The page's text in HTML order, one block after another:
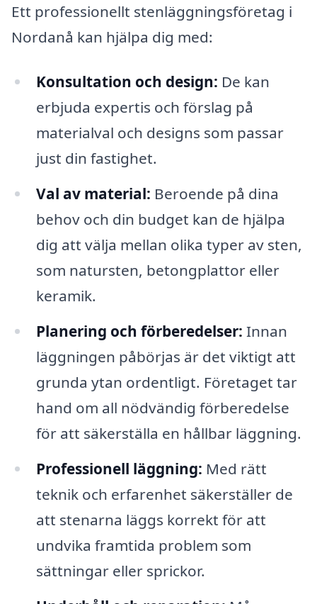
Ett professionellt stenläggningsföretag i
Nordanå kan hjälpa dig med:
Konsultation och design: De kan
erbjuda expertis och förslag på
materialval och designs som passar
just din fastighet.
Val av material: Beroende på dina
behov och din budget kan de hjälpa
dig att välja mellan olika typer av sten,
som natursten, betongplattor eller
keramik.
Planering och förberedelser: Innan
läggningen påbörjas är det viktigt att
grunda ytan ordentligt. Företaget tar
hand om all nödvändig förberedelse
för att säkerställa en hållbar läggning.
Professionell läggning: Med rätt
teknik och erfarenhet säkerställer de
att stenarna läggs korrekt för att
undvika framtida problem som
sättningar eller sprickor.